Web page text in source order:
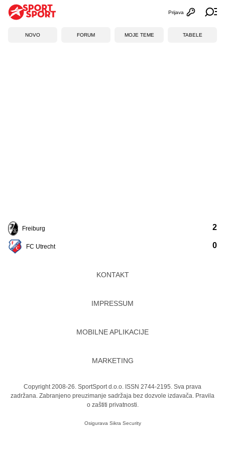
Otvori
Prijava
NOVO FORUM MOJE TEME TABELE
Freiburg
FC Utrecht
2
0
KONTAKT
IMPRESSUM
MOBILNE APLIKACIJE
MARKETING
Copyright 2008-26. SportSport d.o.o. ISSN 2744-2195. Sva prava
zadržana. Zabranjeno preuzimanje sadržaja bez dozvole izdavača. Pravila
o zaštiti privatnosti.
Osigurava Sikra Security